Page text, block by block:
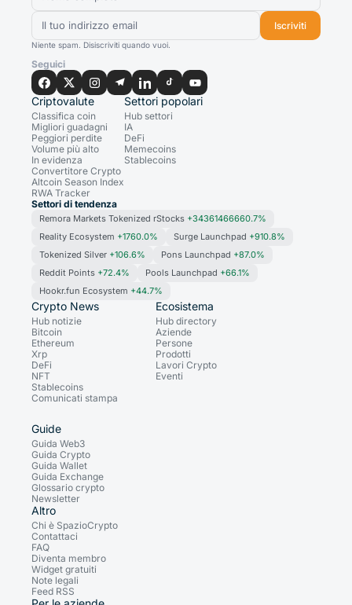
Iscriviti
Niente spam. Disiscriviti quando vuoi.
Seguici
Criptovalute
Classifica coin
Migliori guadagni
Peggiori perdite
Volume più alto
In evidenza
Convertitore Crypto
Altcoin Season Index
RWA Tracker
Settori popolari
Hub settori
IA
DeFi
Memecoins
Stablecoins
Settori di tendenza
Remora Markets Tokenized rStocks +34361466660.7%
Reality Ecosystem +1760.0% Surge Launchpad +910.8%
Tokenized Silver +106.6% Pons Launchpad +87.0%
Reddit Points +72.4% Pools Launchpad +66.1%
Hookr.fun Ecosystem +44.7%
Crypto News
Hub notizie
Bitcoin
Ethereum
Xrp
DeFi
NFT
Stablecoins
Comunicati stampa
Ecosistema
Hub directory
Aziende
Persone
Prodotti
Lavori Crypto
Eventi
Guide
Guida Web3
Guida Crypto
Guida Wallet
Guida Exchange
Glossario crypto
Newsletter
Altro
Chi è SpazioCrypto
Contattaci
FAQ
Diventa membro
Widget gratuiti
Note legali
Feed RSS